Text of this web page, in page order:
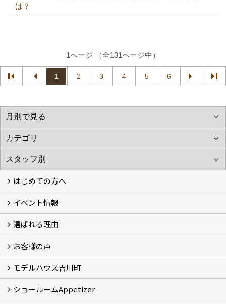
は？
1ページ （全131ページ中）
1 2 3 4 5 6
はじめての方へ
フォトギャラリー
性能について
自然素材のお家
オーナー様のおうち訪問
イベント情報
イベント情報
選ばれる理由
5つのやさしさ宣言
3つのプロ宣言
お家づくりスケジュール
お客様の声
お客様の声
モデルハウス吉川町
吉川町モデルハウス
ショールームAppetizer